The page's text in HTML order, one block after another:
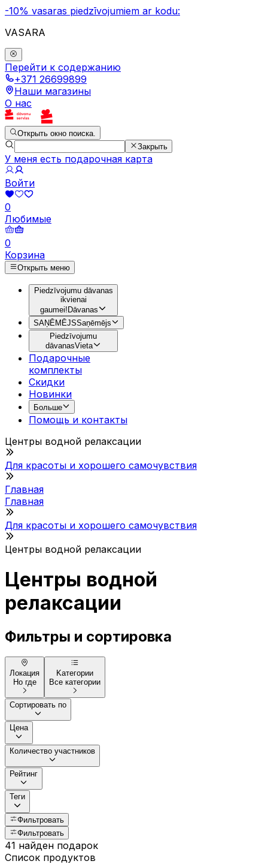
-10% vasaras piedzīvojumiem ar kodu:
VASARA
Перейти к содержанию
+371 26699899
Наши магазины
О нас
Открыть окно поиска.
Закрыть
У меня есть подарочная карта
Войти
0
Любимые
0
Корзина
Открыть меню
Piedzīvojumu dāvanas
ikvienai
gaumei!Dāvanas
SAŅĒMĒJSSaņēmējs
Piedzīvojumu
dāvanasVieta
Подарочные
комплекты
Скидки
Новинки
Больше
Помощь и контакты
Центры водной релаксации
Для красоты и хорошего самочувствия
Главная
Главная
Для красоты и хорошего самочувствия
Центры водной релаксации
Центры водной
релаксации
Фильтры и сортировка
Локация
Но где
Kатегории
Все категории
Сортировать по
Цена
Количество участников
Рейтинг
Теги
Фильтровать
Фильтровать
41 найден подарок
Список продуктов